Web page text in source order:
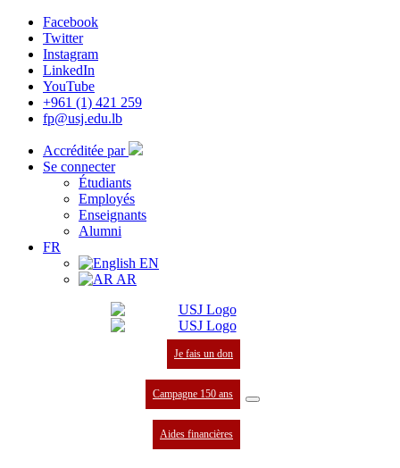
Facebook
Twitter
Instagram
LinkedIn
YouTube
+961 (1) 421 259
fp@usj.edu.lb
Accréditée par
Se connecter
Étudiants
Employés
Enseignants
Alumni
FR
EN
AR
Je fais un don
Campagne 150 ans
Aides financières